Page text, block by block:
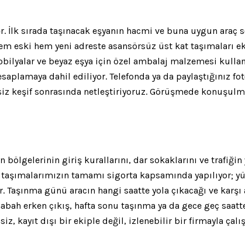
sırada taşınacak eşyanın hacmi ve buna uygun
eski hem yeni adreste asansörsüz üst kat taşımaları
ve beyaz eşya için özel ambalaj malzemesi
dahil ediliyor. Telefonda ya da paylaştığınız
keşif sonrasında netleştiriyoruz. Görüşmede
giriş kurallarını, dar sokaklarını ve trafiğin
tamamı sigorta kapsamında yapılıyor;
günü aracın hangi saatte yola çıkacağı ve karşı
erken çıkış, hafta sonu taşınma ya da gece geç
kayıt dışı bir ekiple değil, izlenebilir bir firmayla